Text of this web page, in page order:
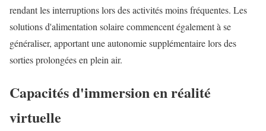
rendant les interruptions lors des activités moins fréquentes. Les
solutions d'alimentation solaire commencent également à se
généraliser, apportant une autonomie supplémentaire lors des
sorties prolongées en plein air.
Capacités d'immersion en réalité
virtuelle